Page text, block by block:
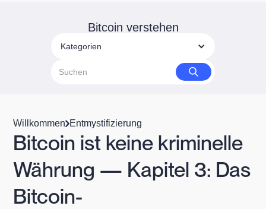
Bitcoin verstehen
Kategorien
Willkommen Entmystifizierung
Bitcoin ist keine kriminelle
Währung — Kapitel 3: Das
Bitcoin-